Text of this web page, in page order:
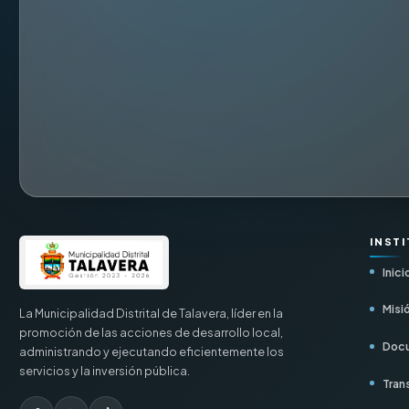
La Municipalidad Distrital de Talavera, líder en la
promoción de las acciones de desarrollo local,
administrando y ejecutando eficientemente los
servicios y la inversión pública.